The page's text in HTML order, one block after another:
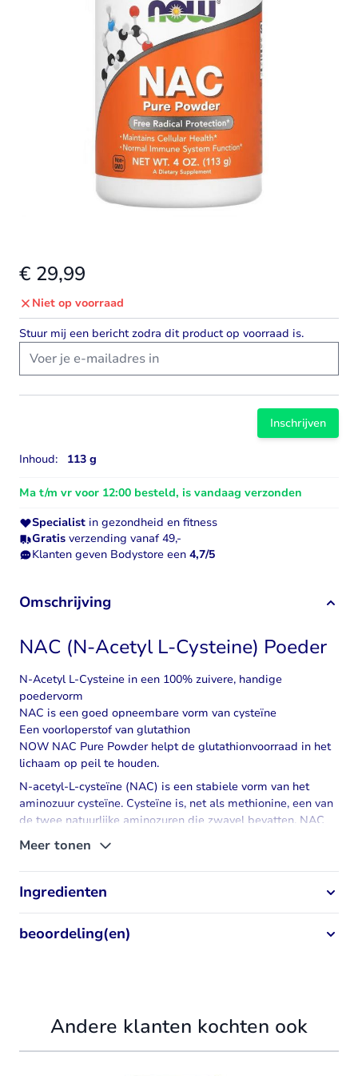
€ 29,99
Niet op voorraad
Stuur mij een bericht zodra dit product op voorraad is.
Inschrijven
Inhoud: 113 g
Ma t/m vr voor 12:00 besteld, is vandaag verzonden
Specialist in gezondheid en fitness
Gratis verzending vanaf 49,-
Klanten geven Bodystore een 4,7/5
Omschrijving
NAC (N-Acetyl L-Cysteine) Poeder
N-Acetyl L-Cysteine in een 100% zuivere, handige
poedervorm
NAC is een goed opneembare vorm van cysteïne
Een voorloperstof van glutathion
NOW NAC Pure Powder helpt de glutathionvoorraad in het
lichaam op peil te houden.
N-acetyl-L-cysteïne (NAC) is een stabiele vorm van het
aminozuur cysteïne. Cysteïne is, net als methionine, een van
de twee natuurlijke aminozuren die zwavel bevatten. NAC
speelt een belangrijke rol bij de opbouw van eiwitten en
ondersteunt de aanmaak van
peptide die bestaat uit drie aminozuren, namelijk cysteïne,
glycineen glutaminezuur.
Meer tonen
Ingredienten
beoordeling(en)
Andere klanten kochten ook